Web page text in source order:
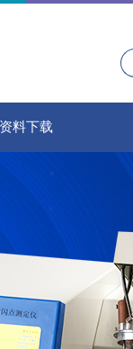
资料下载